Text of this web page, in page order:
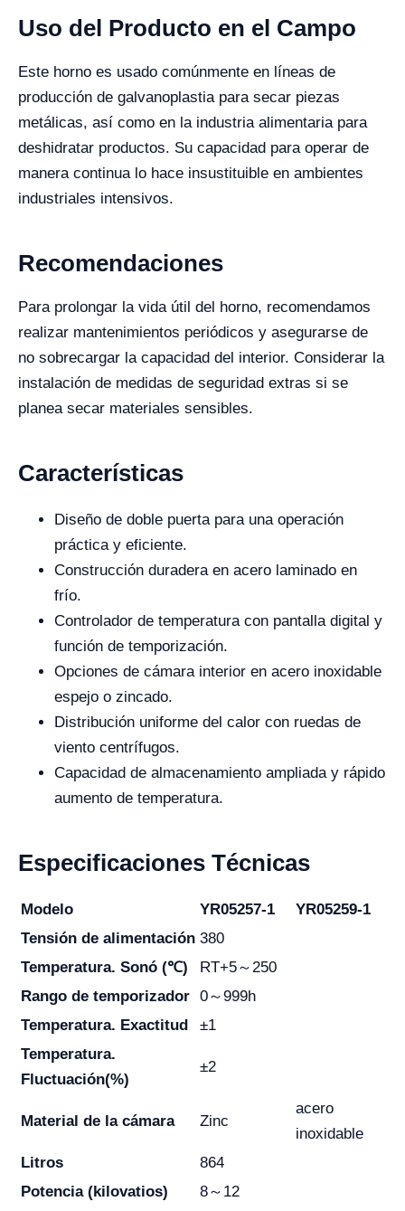
Uso del Producto en el Campo
Este horno es usado comúnmente en líneas de
producción de galvanoplastia para secar piezas
metálicas, así como en la industria alimentaria para
deshidratar productos. Su capacidad para operar de
manera continua lo hace insustituible en ambientes
industriales intensivos.
Recomendaciones
Para prolongar la vida útil del horno, recomendamos
realizar mantenimientos periódicos y asegurarse de
no sobrecargar la capacidad del interior. Considerar la
instalación de medidas de seguridad extras si se
planea secar materiales sensibles.
Características
Diseño de doble puerta para una operación
práctica y eficiente.
Construcción duradera en acero laminado en
frío.
Controlador de temperatura con pantalla digital y
función de temporización.
Opciones de cámara interior en acero inoxidable
espejo o zincado.
Distribución uniforme del calor con ruedas de
viento centrífugos.
Capacidad de almacenamiento ampliada y rápido
aumento de temperatura.
Especificaciones Técnicas
Modelo YR05257-1
YR05259-1
Tensión de alimentación 380
Temperatura. Sonó (℃)
RT+5～250
Rango de temporizador 0～999h
Temperatura. Exactitud
±1
Temperatura.
Fluctuación(%)
±2
Material de la cámara Zinc
acero
inoxidable
Litros
864
Potencia (kilovatios)
8～12